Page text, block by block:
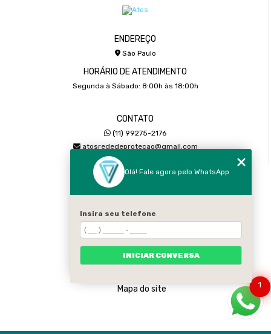
ENDEREÇO
São Paulo
HORÁRIO DE ATENDIMENTO
Segunda à Sábado: 8:00h às 18:00h
CONTATO
(11) 99275-2176
atosrededeprotecao@gmail.com
Home
Sobre
Galeria
Contato
Mapa do site
1
Olá! Fale agora pelo WhatsApp
Insira seu telefone
INICIAR CONVERSA